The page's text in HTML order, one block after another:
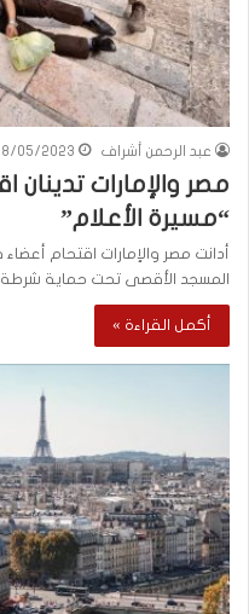
عبد الرحمن أشراف 18/05/2023
مصر والإمارات
“مسيرة الأعلام”
أدانت مصر والإمارات اقتحام
المسجد الأقصى تحت حماية
أكمل القراءة »